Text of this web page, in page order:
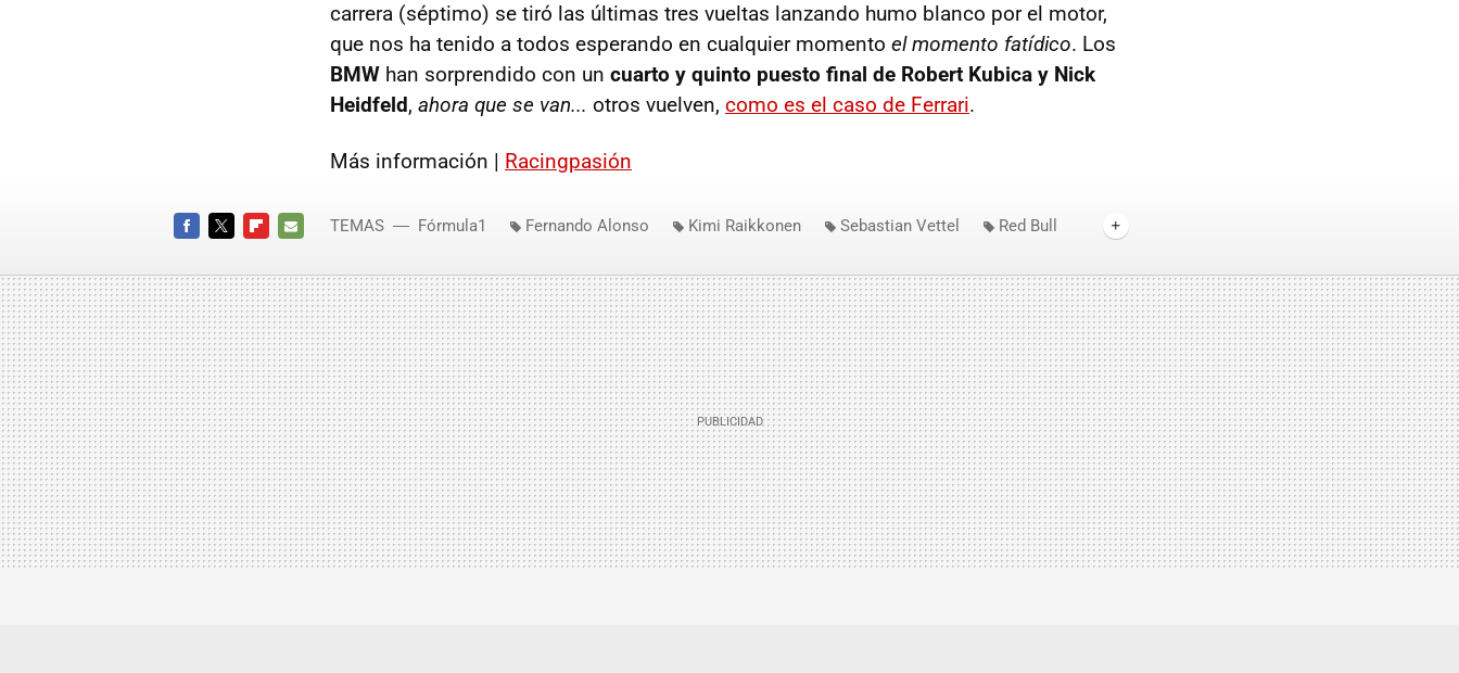
carrera (séptimo) se tiró las últimas tres vueltas lanzando humo blanco por el motor,
que nos ha tenido a todos esperando en cualquier momento el momento fatídico. Los
BMW han sorprendido con un cuarto y quinto puesto final de Robert Kubica y Nick
Heidfeld, ahora que se van... otros vuelven, como es el caso de Ferrari.
Más información | Racingpasión
MAIL
TEMAS Fórmula1 Fernando Alonso Kimi Raikkonen Sebastian Vettel
Red Bull